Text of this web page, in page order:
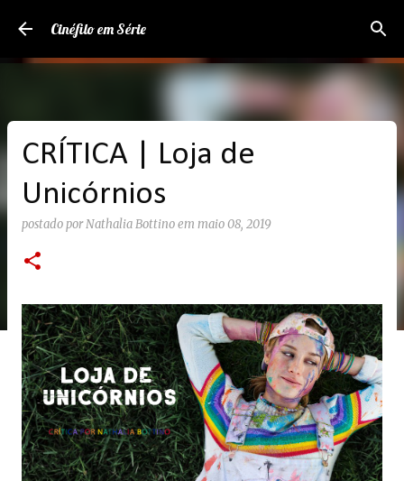
Pular para o conteúdo principal
Cinéfilo em Série
CRÍTICA | Loja de
Unicórnios
postado porNathalia Bottinoem maio 08, 2019